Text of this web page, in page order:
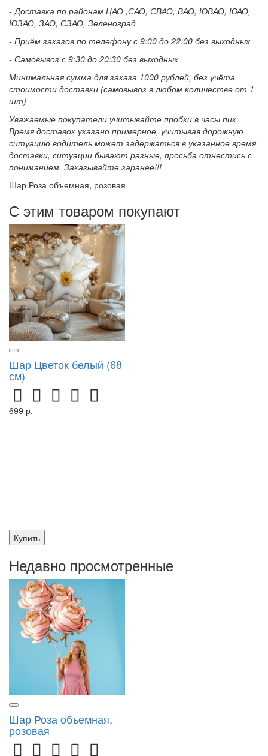
- Доставка по районам ЦАО ,САО, СВАО, ВАО, ЮВАО, ЮАО,
ЮЗАО, ЗАО, СЗАО, Зеленоград
- Приём заказов по телефону с 9:00 до 22:00 без выходных
- Самовывоз с 9:30 до 20:30 без выходных
Минимальная сумма для заказа 1000 рублей, без учёта
стоимости доставки (самовывоз в любом количестве от 1
шт)
Уважаемые покупатели учитывайте пробки в часы пик.
Время доставок указано примерное, учитывая дорожную
ситуацию водитель может задержаться в указанное время
доставки, ситуации бывают разные, просьба отнестись с
пониманием. Заказывайте заранее!!!
Шар Роза объемная, розовая
С этим товаром покупают
Шар Цветок белый (68
см)
699 р.
Купить
Недавно просмотренные
Шар Роза объемная,
розовая